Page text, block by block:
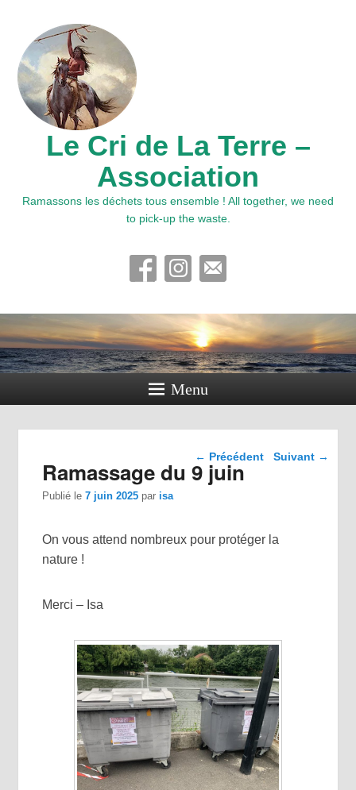
Le Cri de La Terre –
Association
Ramassons les déchets tous ensemble ! All together, we need
to pick-up the waste.
Menu
Navigation dans les
← Précédent Suivant →
Ramassage du 9 juin
Publié le7 juin 2025 par isa
On vous attend nombreux pour protéger la
nature !
Merci – Isa